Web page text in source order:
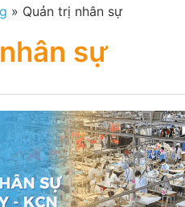
» Quản trị nhân sự
sự